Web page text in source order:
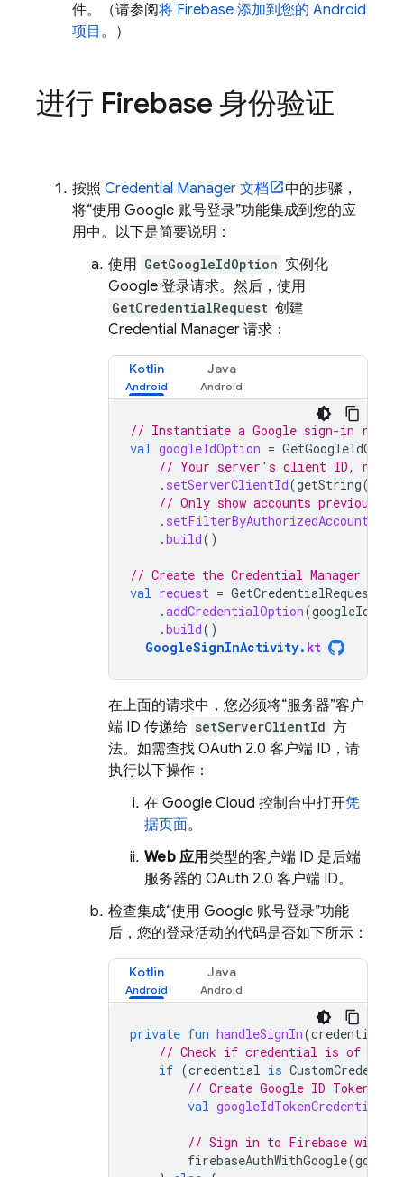
件。
（请参阅将 Firebase 添加到您的 Android
项目 。）
进行 Firebase 身份验证
按照 Credential Manager 文档
中的步骤，
将“使用 Google 账号登录”功能集成到您的应
用中。以下是简要说明：
使用 GetGoogleIdOption 实例化
Google 登录请求。然后，使用
GetCredentialRequest 创建
Credential Manager 请求：
Kotlin Java
// Instantiate a Google sign-in
val googleIdOption =
// Your server's client ID, not
. setServerClientId(getString(
// Only show accounts previously
. setFilterByAuthorizedAccounts
.build()
// Create the Credential Manager
val request = GetCredentialRequest
.addCredentialOption(
.build()
GoogleSignInActivity. kt
在上面的请求中，您必须将“服务器”客户
端 ID 传递给 setServerClientId 方
法。如需查找 OAuth 2.0 客户端 ID，请
执行以下操作：
在 Google Cloud 控制台中打开凭
据页面。
Web 应用类型的客户端 ID 是后端
服务器的 OAuth 2.0 客户端 ID。
检查集成“使用 Google 账号登录”功能
后，您的登录活动的代码是否如下所示：
Kotlin Java
private fun handleSignIn(credential
// Check if credential is of type
if (credential is
// Create Google ID Token
val googleIdTokenCredential
// Sign in to Firebase with
firebaseAuthWithGoogle(